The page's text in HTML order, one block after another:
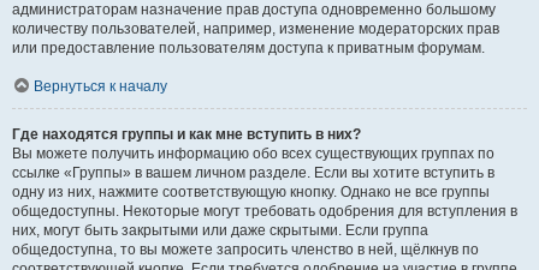
администраторам назначение прав доступа одновременно большому
количеству пользователей, например, изменение модераторских прав
или предоставление пользователям доступа к приватным форумам.
Вернуться к началу
Где находятся группы и как мне вступить в них?
Вы можете получить информацию обо всех существующих группах по
ссылке «Группы» в вашем личном разделе. Если вы хотите вступить в
одну из них, нажмите соответствующую кнопку. Однако не все группы
общедоступны. Некоторые могут требовать одобрения для вступления в
них, могут быть закрытыми или даже скрытыми. Если группа
общедоступна, то вы можете запросить членство в ней, щёлкнув по